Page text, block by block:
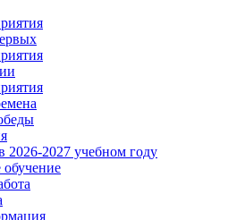
2026-2027 учебном году